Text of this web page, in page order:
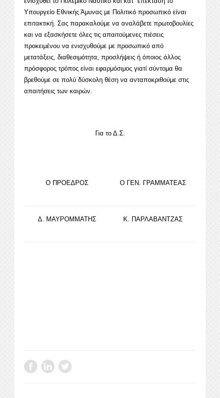
Υπουργείο Εθνικής Άμυνας με Πολιτικό προσωπικό είναι
επιτακτική. Σας παρακαλούμε να αναλάβετε πρωτοβουλίες
και να εξασκήσετε όλες τις απαιτούμενες πιέσεις
προκειμένου να ενισχυθούμε με προσωπικό από
μετατάξεις, διαθεσιμότητα, προσλήψεις ή όποιος άλλος
πρόσφορος τρόπος είναι εφαρμόσιμος γιατί σύντομα θα
βρεθούμε σε πολύ δύσκολη θέση να ανταποκριθούμε στις
απαιτήσεις των καιρών.
Για το Δ.Σ.
Ο ΠΡΟΕΔΡΟΣ Ο ΓΕΝ. ΓΡΑΜΜΑΤΕΑΣ
Δ. ΜΑΥΡΟΜΜΑΤΗΣ Κ. ΠΑΡΛΑΒΑΝΤΖΑΣ